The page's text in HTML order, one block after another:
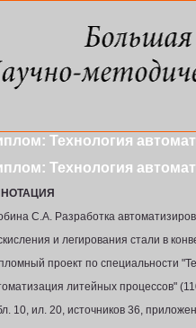
Технология
Технология
С.А. Разработка
и легирования стали в
проект по специальности
литейных процессов"
10, ил. 20, источников 36,